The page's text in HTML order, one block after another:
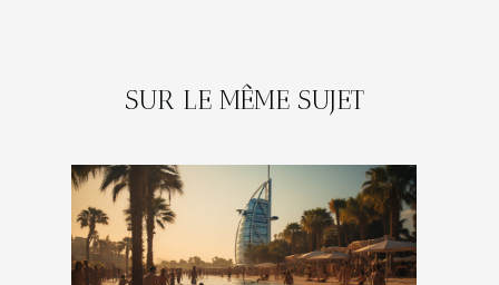
SUR LE MÊME SUJET